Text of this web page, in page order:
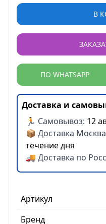
Артикул
Бренд
В
ПО WHATSAPP
Доставка и
🏃 Самовывоз: 12
📦 Доставка
течение дня
🚚 Доставка по